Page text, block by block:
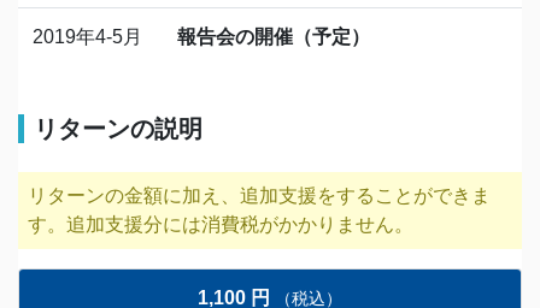
2019年4-5月 報告会の開催（予定）
リターンの説明
リターンの金額に加え、追加支援をすることができま
す。追加支援分には消費税がかかりません。
1,100 円 （税込）